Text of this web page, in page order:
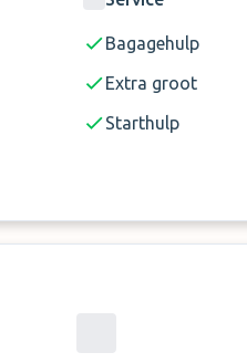
Bagagehulp
Extra groot
Starthulp